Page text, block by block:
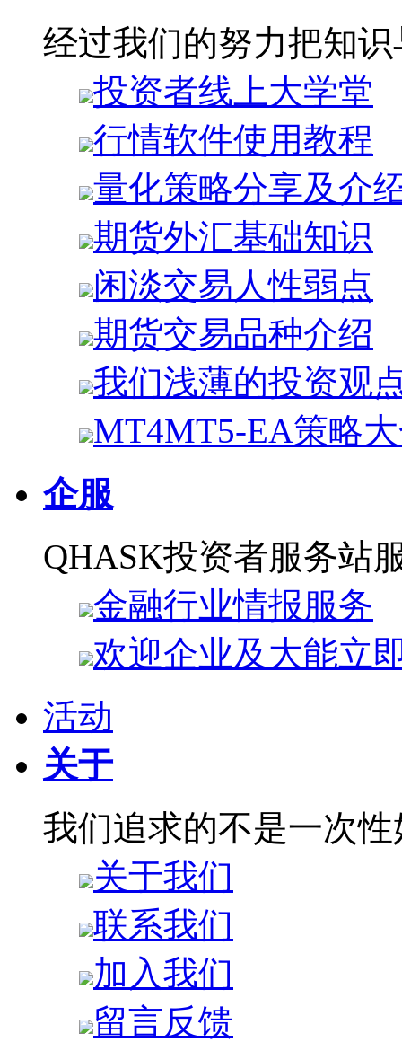
经过我们的努力把知
投资者线上大学堂
行情软件使用教程
量化策略分享及介
期货外汇基础知识
闲淡交易人性弱点
期货交易品种介绍
我们浅薄的投资观
MT4MT5-EA策略
企服
QHASK投资者服务站
金融行业情报服务
欢迎企业及大能立
活动
关于
我们追求的不是一次
关于我们
联系我们
加入我们
留言反馈